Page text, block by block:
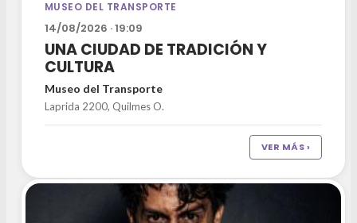
MUSEO DEL TRANSPORTE
14/08/2026 · 19:09
UNA CIUDAD DE TRADICIÓN Y
CULTURA
Museo del Transporte
Laprida 2200, Quilmes O.
VER MÁS ›